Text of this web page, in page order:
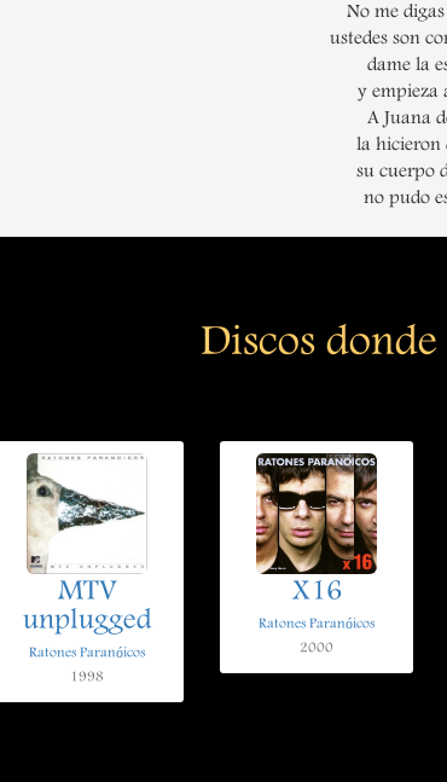
No me
ustedes son
dame la
y empieza
A Juana
la hicieron
su cuerpo
no pudo
Discos
MTV
unplugged
Ratones Paranóicos
1998
X16
Ratones Paranóicos
2000